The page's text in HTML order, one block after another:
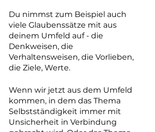
Du nimmst zum Beispiel auch
viele Glaubenssätze mit aus
deinem Umfeld auf - die
Denkweisen, die
Verhaltensweisen, die Vorlieben,
die Ziele, Werte.
Wenn wir jetzt aus dem Umfeld
kommen, in dem das Thema
Selbstständigkeit immer mit
Unsicherheit in Verbindung